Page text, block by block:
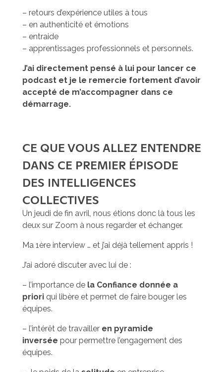
– retours d’expérience utiles à tous
– en authenticité et émotions
– entraide
– apprentissages professionnels et personnels.
J’ai directement pensé à lui pour lancer ce
podcast et je le remercie fortement d’avoir
accepté de m’accompagner dans ce
démarrage.
CE QUE VOUS ALLEZ ENTENDRE
DANS CE PREMIER ÉPISODE
DES INTELLIGENCES
COLLECTIVES
Un jeudi de fin avril, nous étions donc là tous les
deux sur Zoom à nous regarder et échanger.
Ma 1ère interview … et j’ai déjà tellement appris !
J’ai adoré discuter avec lui de :
– l’importance de la Confiance donnée a
priori qui libère et permet de faire bouger les
équipes.
– l’intérêt de travailler en pyramide
inversée pour permettre l’engagement des
équipes.